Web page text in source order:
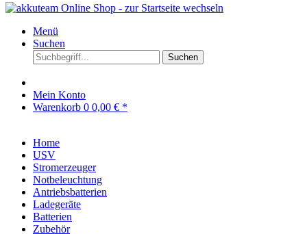
Menü
Suchen
Suchen
Mein Konto
Warenkorb 0 0,00 € *
Home
USV
Stromerzeuger
Notbeleuchtung
Antriebsbatterien
Ladegeräte
Batterien
Zubehör